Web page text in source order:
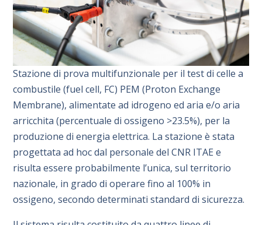
Stazione di prova multifunzionale per il test di celle a
combustile (fuel cell, FC) PEM (Proton Exchange
Membrane), alimentate ad idrogeno ed aria e/o aria
arricchita (percentuale di ossigeno >23.5%), per la
produzione di energia elettrica. La stazione è stata
progettata ad hoc dal personale del CNR ITAE e
risulta essere probabilmente l’unica, sul territorio
nazionale, in grado di operare fino al 100% in
ossigeno, secondo determinati standard di sicurezza.